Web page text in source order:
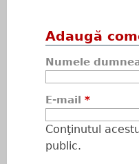
Adaugă
Numele
E-mail *
Conţinutul
public.